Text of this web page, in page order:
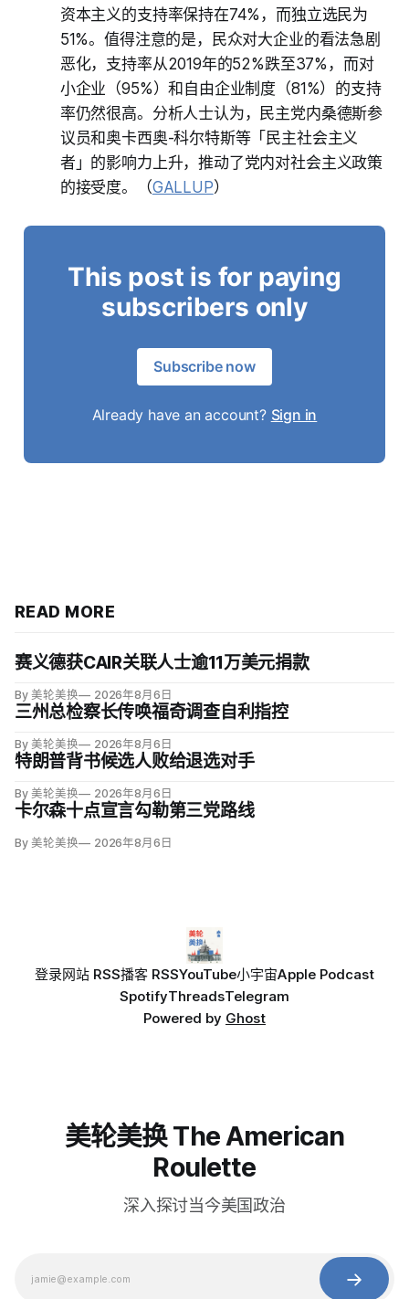
资本主义的支持率保持在74%，而独立选民为
51%。值得注意的是，民众对大企业的看法急剧
恶化，支持率从2019年的52%跌至37%，而对
小企业（95%）和自由企业制度（81%）的支持
率仍然很高。分析人士认为，民主党内桑德斯参
议员和奥卡西奥-科尔特斯等「民主社会主义
者」的影响力上升，推动了党内对社会主义政策
的接受度。（GALLUP）
This post is for paying
subscribers only
Subscribe now
Already have an account? Sign in
READ MORE
赛义德获CAIR关联人士逾11万美元捐款
By 美轮美换 2026年8月6日
三州总检察长传唤福奇调查自利指控
By 美轮美换 2026年8月6日
特朗普背书候选人败给退选对手
By 美轮美换 2026年8月6日
卡尔森十点宣言勾勒第三党路线
By 美轮美换 2026年8月6日
登录网站 RSS播客 RSSYouTube小宇宙Apple Podcast
SpotifyThreadsTelegram
Powered by Ghost
美轮美换 The American
Roulette
深入探讨当今美国政治